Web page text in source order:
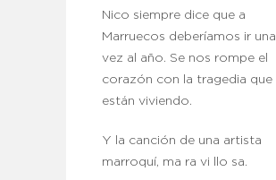
Nico siempre dice que a
Marruecos deberíamos ir una
vez al año. Se nos rompe el
corazón con la tragedia que
están viviendo.
Y la canción de una artista
marroquí, ma ra vi llo sa.